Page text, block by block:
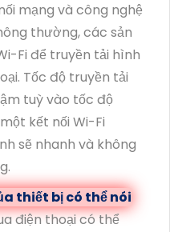
mạng và công nghệ
thường, các sản
Fi để truyền tải hình
Tốc độ truyền tải
tuỳ vào tốc độ
kết nối Wi-Fi
sẽ nhanh và không
thiết bị có thể nói
điện thoại có thể